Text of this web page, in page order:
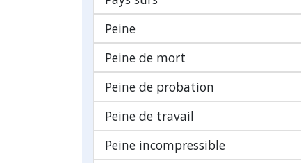
Peine
Peine de mort
Peine de probation
Peine de travail
Peine incompressible